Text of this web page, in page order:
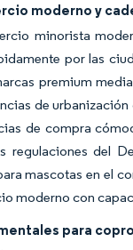
moderno y
minorista
por las
premium
de
de compra
regulaciones del
mascotas en el
moderno con
para